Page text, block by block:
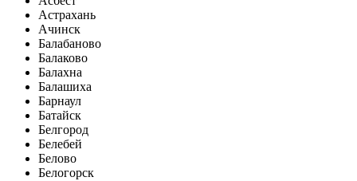
Астрахань
Ачинск
Балабаново
Балаково
Балахна
Балашиха
Барнаул
Батайск
Белгород
Белебей
Белово
Белогорск